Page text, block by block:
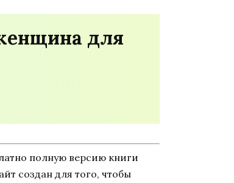
для
полную версию книги
создан для того, чтобы